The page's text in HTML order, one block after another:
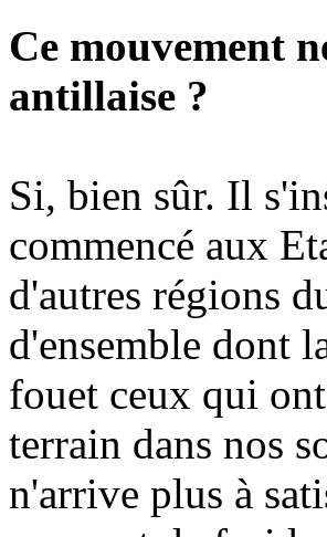
Ce mouvement
antillaise ?
Si, bien sûr. Il
commencé aux
d'autres régions
d'ensemble dont
fouet ceux qui
terrain dans nos
n'arrive plus à